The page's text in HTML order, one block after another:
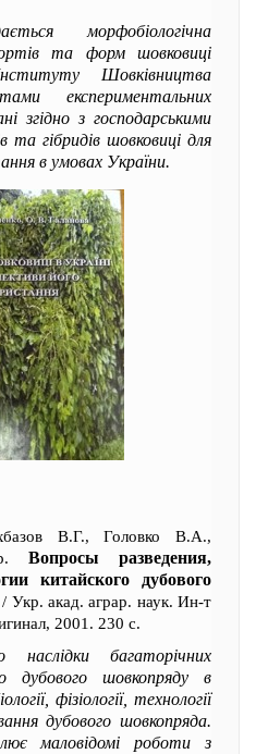
морфобіологічна
та форм шовковиці
Шовківництва
експериментальних
згідно з господарськими
та гібридів шовковиці для
в умовах України.
В.Г., Головко В.А.,
Вопросы разведения,
китайского дубового
/ Укр. акад. аграр. наук. Ин-т
2001. 230 с.
наслідки багаторічних
дубового шовкопряду в
фізіології, технології
дубового шовкопряда.
маловідомі роботи з